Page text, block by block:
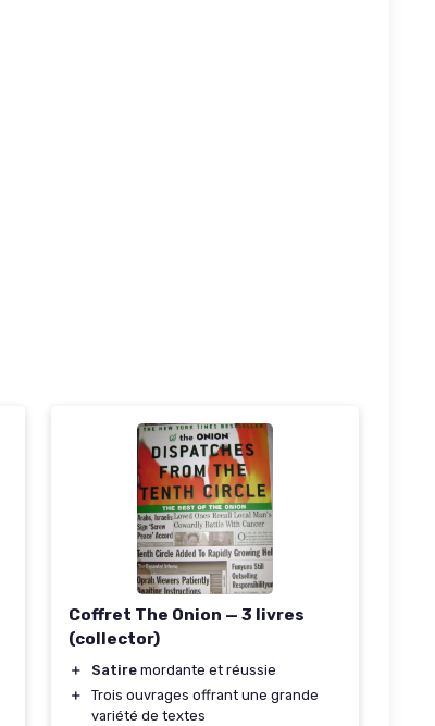
Coffret The Onion — 3 livres
(collector)
＋ Satire mordante et réussie
＋
Trois ouvrages offrant une grande
variété de textes